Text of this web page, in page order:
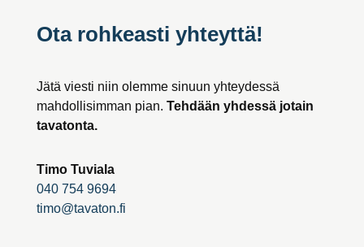
Ota rohkeasti yhteyttä!
Jätä viesti niin olemme sinuun yhteydessä
mahdollisimman pian. Tehdään yhdessä jotain
tavatonta.
Timo Tuviala
040 754 9694
timo@tavaton.fi